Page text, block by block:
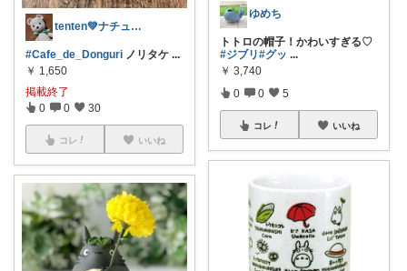
tenten💚ナチュラルライフ
#Cafe_de_Donguri ノリタケ ...
￥ 1,650
掲載終了
0 0 30
コレ いいね
ゆめち
トトロの帽子！かわいすぎる♡
#ジブリ#グッ ...
￥ 3,740
0 0 5
コレ いいね